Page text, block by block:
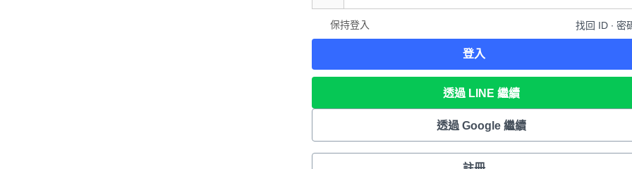
保持登入 找回 ID ∙ 密
登入
透過 LINE 繼續
透過 Google 繼續